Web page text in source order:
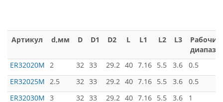
Артикул d,мм D D1 D2 L L1 L2 L3
Рабочий
ER32020M 2 32 33 29.2 40 7.16 5.5 3.6
0.5
ER32025M 2.5 32 33 29.2 40 7.16 5.5 3.6
0.5
ER32030M 3 32 33 29.2 40 7.16 5.5 3.6
1